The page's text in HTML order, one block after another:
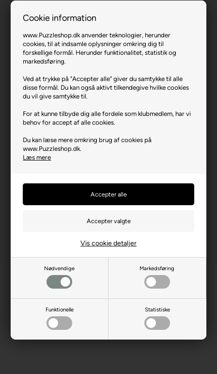
Cookie information
www.Puzzleshop.dk anvender teknologier, herunder
cookies, til at indsamle oplysninger omkring dig til
forskellige formål. Herunder funktionalitet, statistik og
markedsføring.
Ved at trykke på "Accepter alle" giver du samtykke til alle
disse formål. Du kan også aktivt tilkendegive hvilke cookies
du vil give samtykke til.
For at kunne tilbyde dig alle fordele som klubmedlem, har vi
behov for accept af alle cookies.
Du kan læse mere omkring brug af cookies på
www.Puzzleshop.dk.
Læs mere
Nødvendige Markedsføring
Funktionelle Statistiske
Vis cookie detaljer
The Wonderful Animal World.
Varenr.: 0224-21723
Antal brikker
300
Længde i cm (ca.)
Bredde i cm (ca.)
33
Producentadresse
Ikke til børn under 3 år.